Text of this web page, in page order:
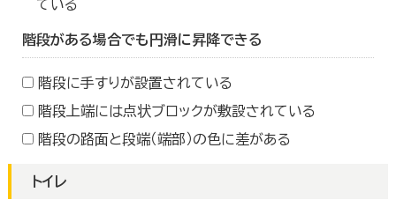
ている
階段がある場合でも円滑に昇降できる
階段に手すりが設置されている
階段上端には点状ブロックが敷設されている
階段の路面と段端（端部）の色に差がある
トイレ